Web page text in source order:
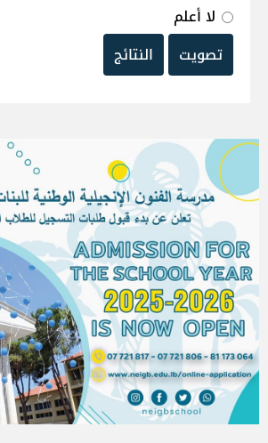
لا أعلم
تصويت
النتائج